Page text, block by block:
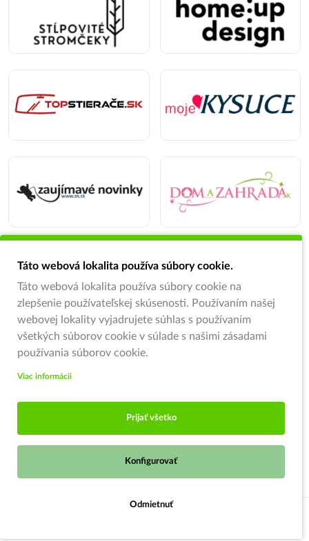
Táto webová lokalita používa súbory cookie.
Táto webová lokalita používa súbory cookie na
zlepšenie používateľskej skúsenosti. Používaním našej
webovej lokality vyjadrujete súhlas s používaním
všetkých súborov cookie v súlade s našimi zásadami
používania súborov cookie.
Viac informácii
Prijať všetko
Konfigurovať
Odmietnuť